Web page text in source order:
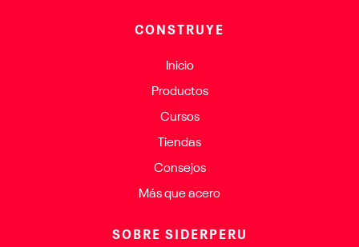
CONSTRUYE
Inicio
Productos
Cursos
Tiendas
Consejos
Más que acero
SOBRE SIDERPERU